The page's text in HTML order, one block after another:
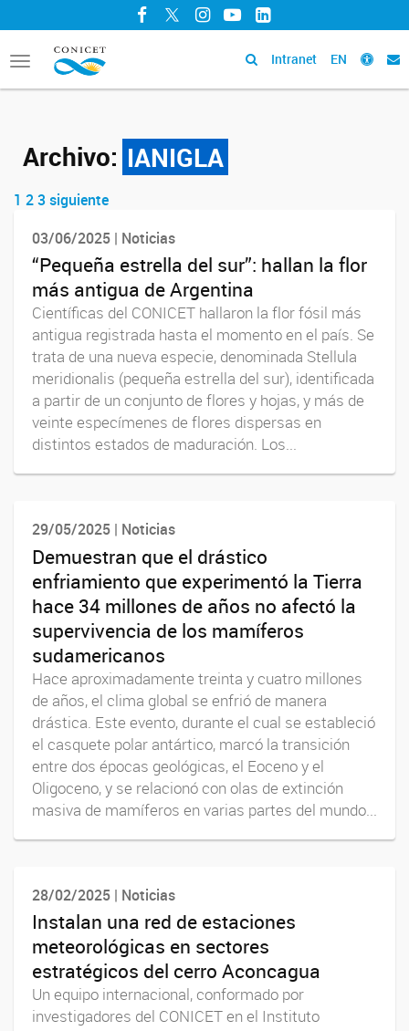
Facebook
TwitterInstagram
YouTubeLinkedIn
Toggle
navigation
Intranet EN
Archivo: IANIGLA
Navegador de artículos
1 23siguiente
03/06/2025 | Noticias
“Pequeña estrella del sur”: hallan la flor
más antigua de Argentina
Científicas del CONICET hallaron la flor fósil más
antigua registrada hasta el momento en el país. Se
trata de una nueva especie, denominada Stellula
meridionalis (pequeña estrella del sur), identificada
a partir de un conjunto de flores y hojas, y más de
veinte especímenes de flores dispersas en
distintos estados de maduración. Los...
29/05/2025 | Noticias
Demuestran que el drástico
enfriamiento que experimentó la Tierra
hace 34 millones de años no afectó la
supervivencia de los mamíferos
sudamericanos
Hace aproximadamente treinta y cuatro millones
de años, el clima global se enfrió de manera
drástica. Este evento, durante el cual se estableció
el casquete polar antártico, marcó la transición
entre dos épocas geológicas, el Eoceno y el
Oligoceno, y se relacionó con olas de extinción
masiva de mamíferos en varias partes del mundo...
28/02/2025 | Noticias
Instalan una red de estaciones
meteorológicas en sectores
estratégicos del cerro Aconcagua
Un equipo internacional, conformado por
investigadores del CONICET en el Instituto